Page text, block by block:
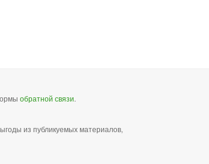
обратной связи.
из публикуемых материалов,